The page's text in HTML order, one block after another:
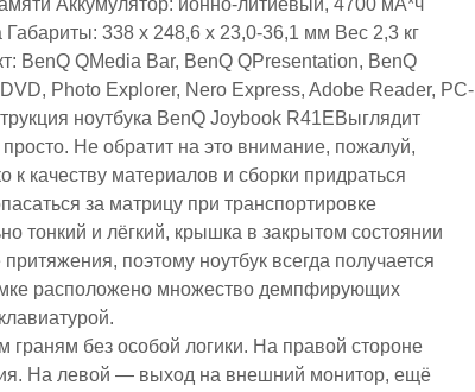
Аккумулятор: ионно-литиевый, 4700 мА*ч
338 x 248,6 x 23,0-36,1 мм Вес 2,3 кг
BenQ QMedia Bar, BenQ QPresentation, BenQ
Photo Explorer, Nero Express, Adobe Reader, PC-
ноутбука BenQ Joybook R41EВыглядит
Не обратит на это внимание, пожалуй,
качеству материалов и сборки придраться
за матрицу при транспортировке
тонкий и лёгкий, крышка в закрытом состоянии
поэтому ноутбук всегда получается
расположено множество демпфирующих
без особой логики. На правой стороне
На левой — выход на внешний монитор, ещё